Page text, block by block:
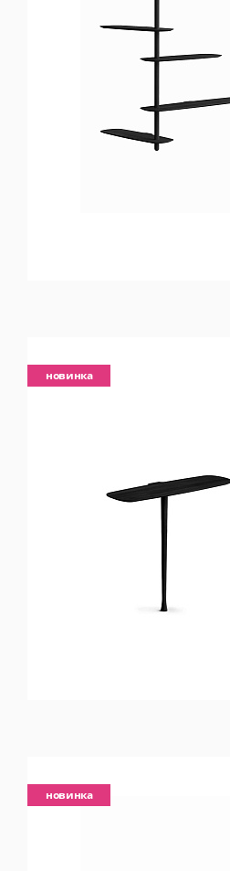
новинка
новинка